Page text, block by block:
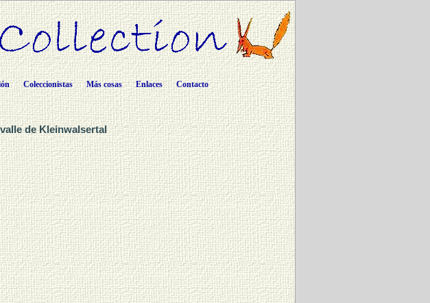
Coleccionistas Más cosas Enlaces Contacto
de Kleinwalsertal